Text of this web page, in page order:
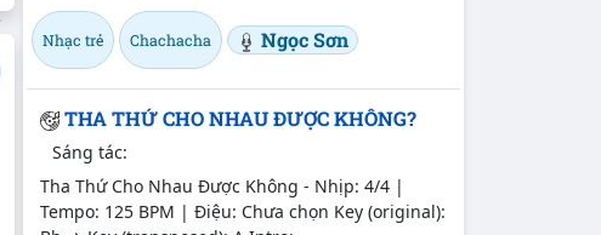
Nhạc trẻ Chachacha Ngọc Sơn
THA THỨ CHO NHAU ĐƯỢC KHÔNG?
Sáng tác:
Tha Thứ Cho Nhau Được Không - Nhịp: 4/4 |
Tempo: 125 BPM | Điệu: Chưa chọn Key (original):